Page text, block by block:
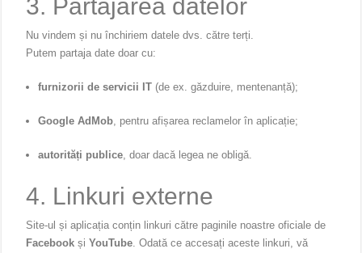
3. Partajarea datelor
Nu vindem și nu închiriem datele dvs. către terți.
Putem partaja date doar cu:
furnizorii de servicii IT (de ex. găzduire, mentenanță);
Google AdMob , pentru afișarea reclamelor în aplicație;
autorități publice , doar dacă legea ne obligă.
4. Linkuri externe
Site-ul și aplicația conțin linkuri către paginile noastre oficiale de
Facebook șiYouTube . Odată ce accesați aceste linkuri, vă